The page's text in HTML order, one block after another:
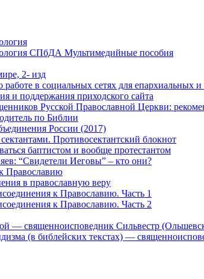
СПбДА Мультимедийные пособия
2- изд
работе в социальных сетях для
и поддержания приходского сайта
Русской Православной Церкви:
по Библии
России (2017)
Противосектантский блокнот
баптистом и вообще протестантом
“Свидетели Иеговы” – кто они?
Православию
в православную веру
к Православию. Часть 1
к Православию. Часть 2
— священноисповедник Сильвестр
(в библейских текстах) —